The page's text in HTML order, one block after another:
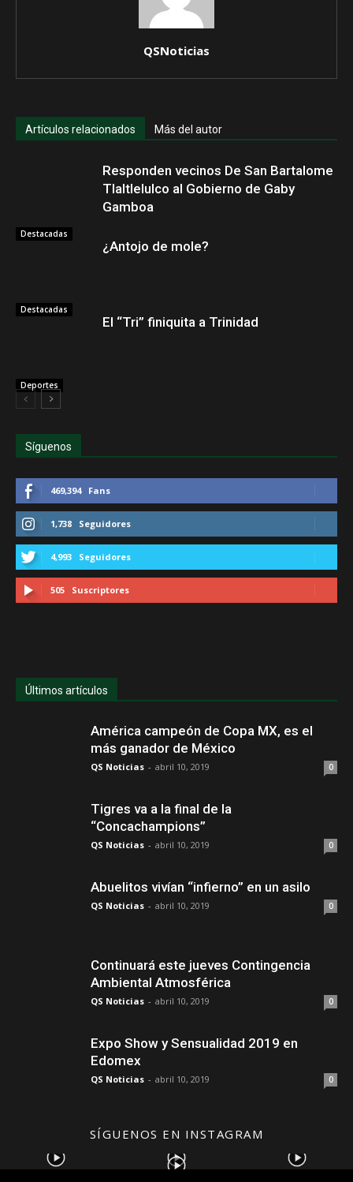
QSNoticias
Artículos relacionados Más del autor
Destacadas
Responden vecinos De San Bartalome
Tlaltlelulco al Gobierno de Gaby
Gamboa
Destacadas
¿Antojo de mole?
Deportes
El “Tri” finiquita a Trinidad
Síguenos
469,394 Fans
1,738 Seguidores
4,993 Seguidores
505 Suscriptores
Últimos artículos
América campeón de Copa MX, es el
más ganador de México
QS Noticias - abril 10, 2019 0
Tigres va a la final de la
“Concachampions”
QS Noticias - abril 10, 2019 0
Abuelitos vivían “infierno” en un asilo
QS Noticias - abril 10, 2019 0
Continuará este jueves Contingencia
Ambiental Atmosférica
QS Noticias - abril 10, 2019 0
Expo Show y Sensualidad 2019 en
Edomex
QS Noticias - abril 10, 2019 0
SÍGUENOS EN INSTAGRAM